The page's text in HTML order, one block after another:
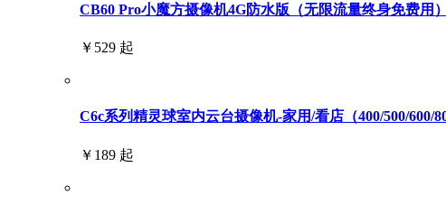
CB60 Pro小魔方摄像机4G防水版（无限流量终身免费用）
￥529 起
C6c系列精灵球室内云台摄像机-家用/看店（400/500/600/
￥189 起